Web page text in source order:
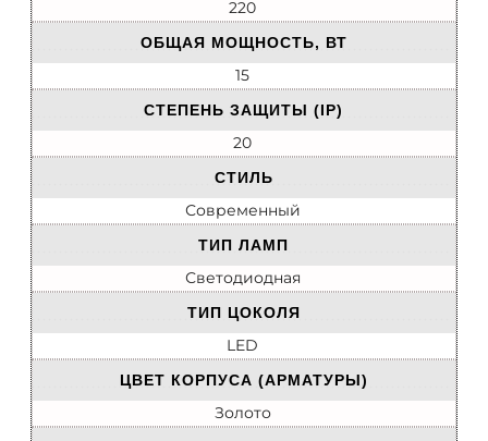
220
ОБЩАЯ МОЩНОСТЬ, ВТ
15
СТЕПЕНЬ ЗАЩИТЫ (IP)
20
СТИЛЬ
Современный
ТИП ЛАМП
Светодиодная
ТИП ЦОКОЛЯ
LED
ЦВЕТ КОРПУСА (АРМАТУРЫ)
Золото